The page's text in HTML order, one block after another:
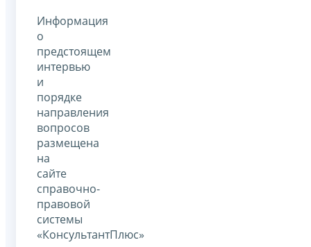
Информация
о
предстоящем
интервью
и
порядке
направления
вопросов
размещена
на
сайте
справочно-
правовой
системы
«КонсультантПлюс»